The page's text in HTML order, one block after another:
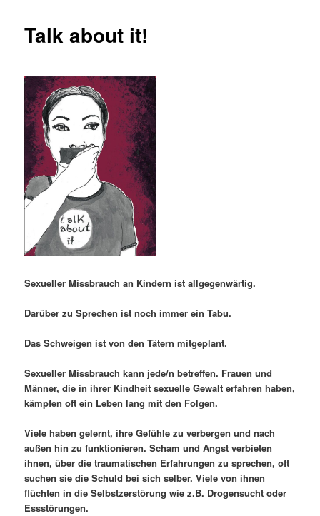
Talk about it!
Sexueller Missbrauch an Kindern ist allgegenwärtig.
Darüber zu Sprechen ist noch immer ein Tabu.
Das Schweigen ist von den Tätern mitgeplant.
Sexueller Missbrauch kann jede/n betreffen. Frauen und
Männer, die in ihrer Kindheit sexuelle Gewalt erfahren haben,
kämpfen oft ein Leben lang mit den Folgen.
Viele haben gelernt, ihre Gefühle zu verbergen und nach
außen hin zu funktionieren. Scham und Angst verbieten
ihnen, über die traumatischen Erfahrungen zu sprechen, oft
suchen sie die Schuld bei sich selber. Viele von ihnen
flüchten in die Selbstzerstörung wie z.B. Drogensucht oder
Essstörungen.